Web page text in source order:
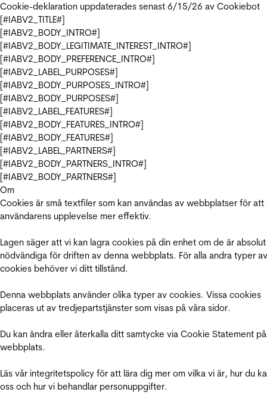
Cookie-deklaration uppdaterades senast 6/15/26 av Cookiebot
[#IABV2_TITLE#]
[#IABV2_BODY_INTRO#]
[#IABV2_BODY_LEGITIMATE_INTEREST_INTRO#]
[#IABV2_BODY_PREFERENCE_INTRO#]
[#IABV2_LABEL_PURPOSES#]
[#IABV2_BODY_PURPOSES_INTRO#]
[#IABV2_BODY_PURPOSES#]
[#IABV2_LABEL_FEATURES#]
[#IABV2_BODY_FEATURES_INTRO#]
[#IABV2_BODY_FEATURES#]
[#IABV2_LABEL_PARTNERS#]
[#IABV2_BODY_PARTNERS_INTRO#]
[#IABV2_BODY_PARTNERS#]
Om
Cookies är små textfiler som kan användas av webbplatser för att
användarens upplevelse mer effektiv.
Lagen säger att vi kan lagra cookies på din enhet om de är absolut
nödvändiga för driften av denna webbplats. För alla andra typer av
cookies behöver vi ditt tillstånd.
Denna webbplats använder olika typer av cookies. Vissa cookies
placeras ut av tredjepartstjänster som visas på våra sidor.
Du kan ändra eller återkalla ditt samtycke via Cookie Statement
webbplats.
Läs vår integritetspolicy för att lära dig mer om vilka vi är, hur du
oss och hur vi behandlar personuppgifter.